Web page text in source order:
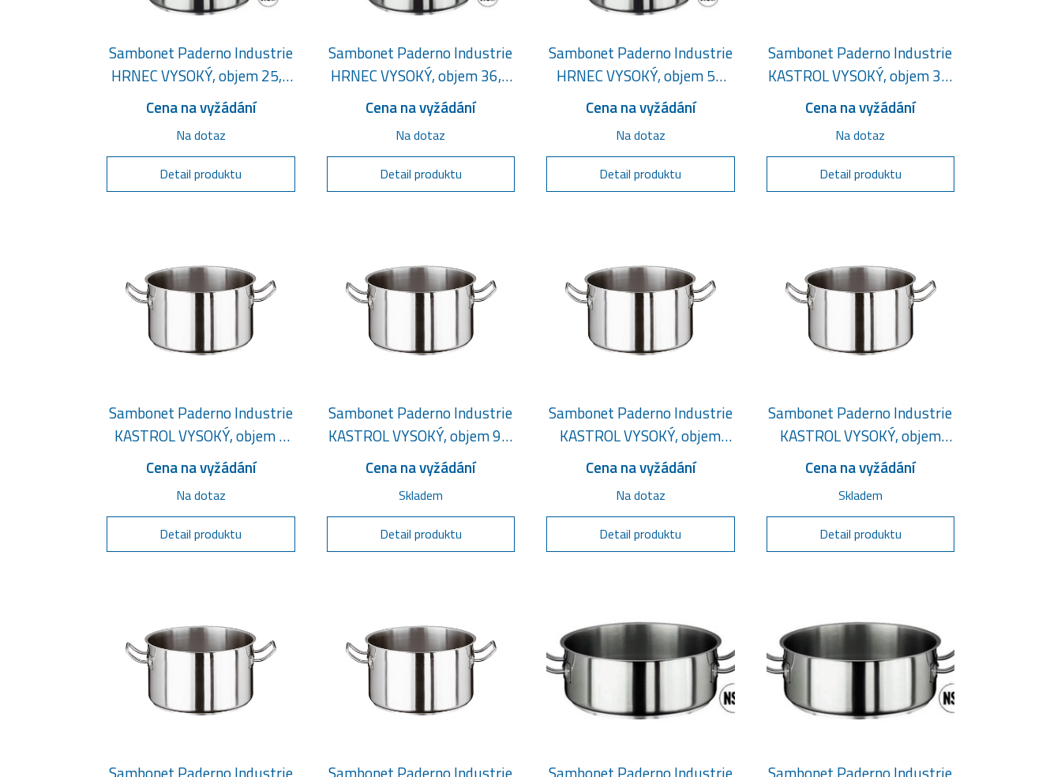
Sambonet Paderno Industrie
HRNEC VYSOKÝ, objem 25,5
litru
Cena na vyžádání
Na dotaz
Detail produktu
Sambonet Paderno Industrie
HRNEC VYSOKÝ, objem 36,5
litru
Cena na vyžádání
Na dotaz
Detail produktu
Sambonet Paderno Industrie
HRNEC VYSOKÝ, objem 50
Cena na vyžádání
Na dotaz
Detail produktu
Sambonet Paderno Industrie
KASTROL VYSOKÝ, objem 3,8
litru
Cena na vyžádání
Na dotaz
Detail produktu
Sambonet Paderno Industrie
KASTROL VYSOKÝ, objem 5
Cena na vyžádání
Na dotaz
Detail produktu
Sambonet Paderno Industrie
KASTROL VYSOKÝ, objem 9,8
litru
Cena na vyžádání
Skladem
Detail produktu
Sambonet Paderno Industrie
KASTROL VYSOKÝ, objem
15,4 litru
Cena na vyžádání
Na dotaz
Detail produktu
Sambonet Paderno Industrie
KASTROL VYSOKÝ, objem
20,5 litru
Cena na vyžádání
Skladem
Detail produktu